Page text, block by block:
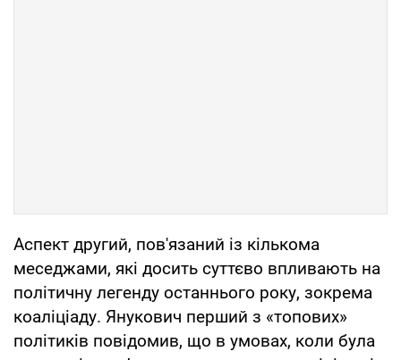
Аспект другий, пов'язаний із кількома
меседжами, які досить суттєво впливають на
політичну легенду останнього року, зокрема
коаліціаду. Янукович перший з «топових»
політиків повідомив, що в умовах, коли була